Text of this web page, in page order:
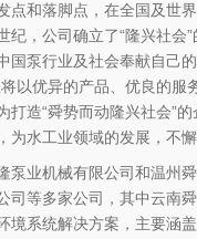
点和落脚点，在全国及世
纪，公司确立了“隆兴社会
国泵行业及社会奉献自己的
以优异的产品、优良的服
打造“舜势而动隆兴社会”
为水工业领域的发展，不懈
泵业机械有限公司和温州
司等多家公司，其中云南
境系统解决方案，主要涵